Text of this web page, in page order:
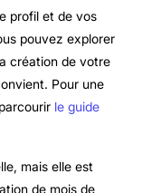
profil et de vos
pouvez explorer
création de votre
Pour une
le guide
mais elle est
de mois de